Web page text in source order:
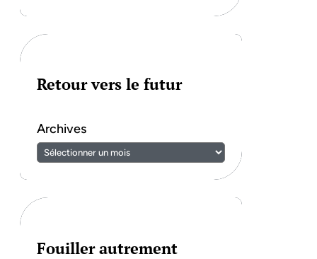
Retour vers le futur
Archives
Fouiller autrement